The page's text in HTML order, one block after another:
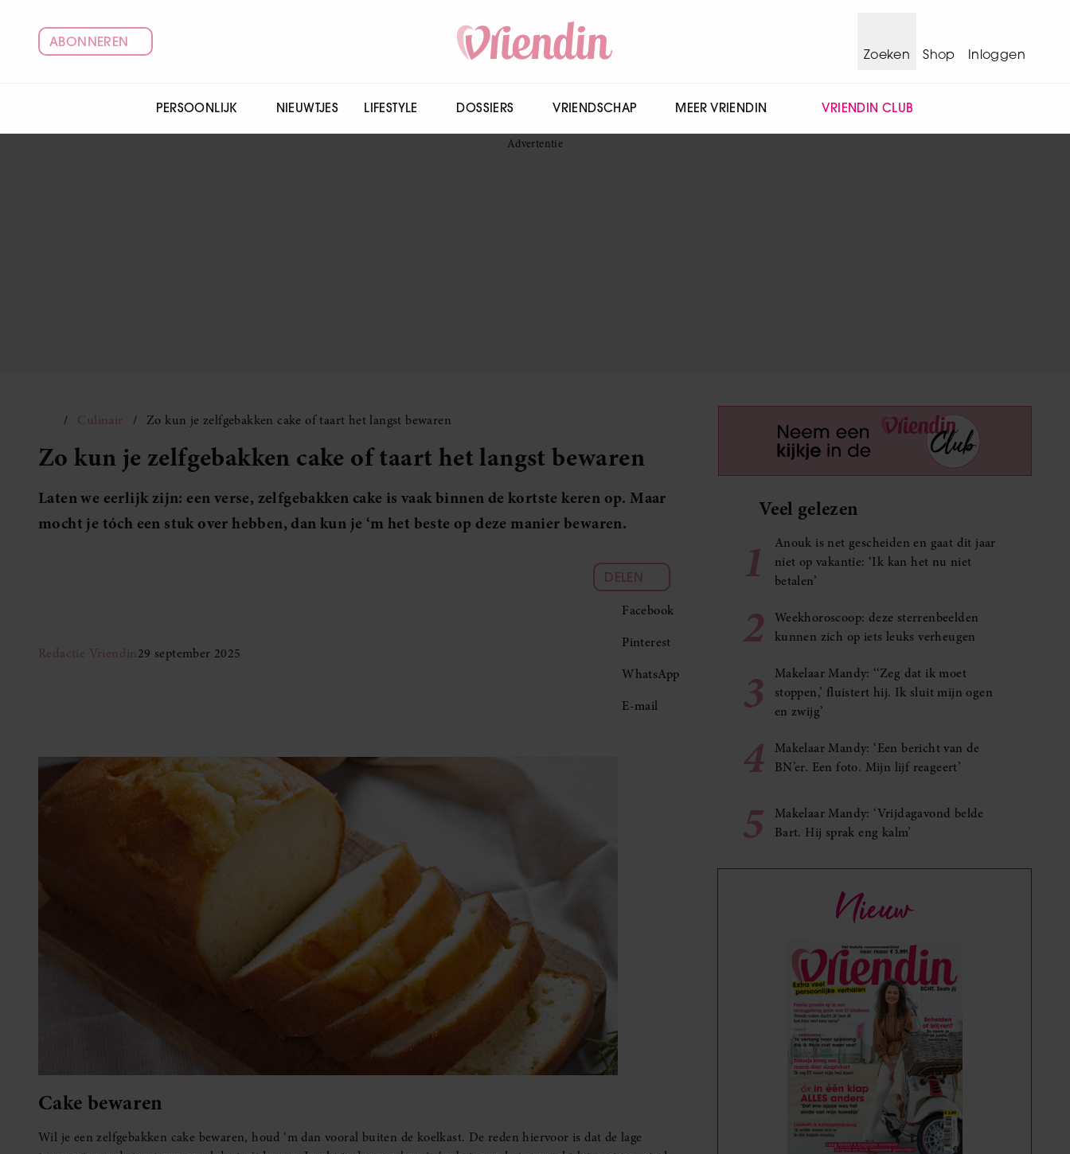
ABONNEREN
Zoeken
Shop Inloggen
PERSOONLIJK NIEUWTJES LIFESTYLE DOSSIERS VRIENDSCHAP MEER VRIENDIN VRIENDIN CLUB
Culinair Zo kun je zelfgebakken cake of taart het langst bewaren
Zo kun je zelfgebakken cake of taart het langst bewaren
Laten we eerlijk zijn: een verse, zelfgebakken cake is vaak binnen de kortste keren op. Maar
mocht je tóch een stuk over hebben, dan kun je ‘m het beste op deze manier bewaren.
Redactie Vriendin29 september 2025
DELEN
Facebook
Pinterest
WhatsApp
E-mail
Cake bewaren
Wil je een zelfgebakken cake bewaren, houd ‘m dan vooral buiten de koelkast. De reden hiervoor is dat de lage
Veel gelezen
1
Anouk is net gescheiden en gaat dit jaar
niet op vakantie: ‘Ik kan het nu niet
betalen’
2
Weekhoroscoop: deze sterrenbeelden
kunnen zich op iets leuks verheugen
3
Makelaar Mandy: ‘‘Zeg dat ik moet
stoppen,’ fluistert hij. Ik sluit mijn ogen
en zwijg’
4
Makelaar Mandy: ‘Een bericht van de
BN’er. Een foto. Mijn lijf reageert’
5
Makelaar Mandy: ‘Vrijdagavond belde
Bart. Hij sprak eng kalm’
Nieuw